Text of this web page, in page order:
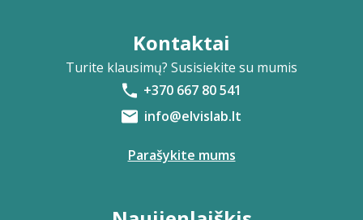
Kontaktai
Turite klausimų? Susisiekite su mumis
+370 667 80 541
info@elvislab.lt
Parašykite mums